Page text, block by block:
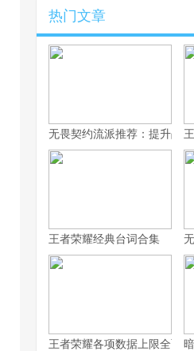
热门文章
无畏契约流派推荐：提升战
王者荣耀经典台词合集
王者荣耀各项数据上限全面